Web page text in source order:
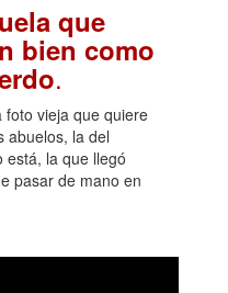
que
bien como
.
vieja que quiere
abuelos, la del
está, la que llegó
pasar de mano en